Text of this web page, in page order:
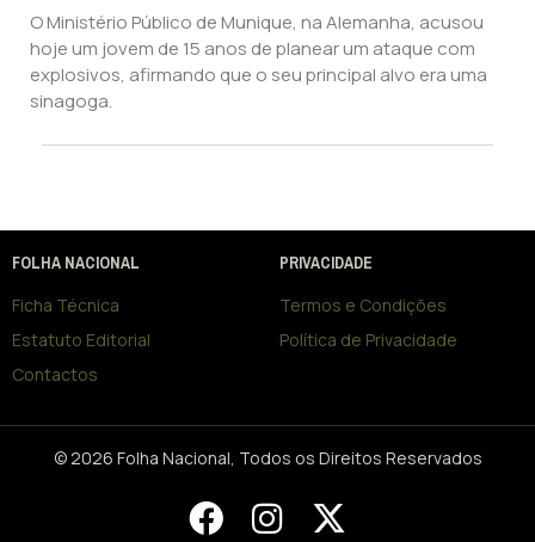
O Ministério Público de Munique, na Alemanha, acusou
hoje um jovem de 15 anos de planear um ataque com
explosivos, afirmando que o seu principal alvo era uma
sinagoga.
FOLHA NACIONAL
Ficha Técnica
Estatuto Editorial
Contactos
PRIVACIDADE
Termos e Condições
Política de Privacidade
© 2026 Folha Nacional, Todos os Direitos Reservados